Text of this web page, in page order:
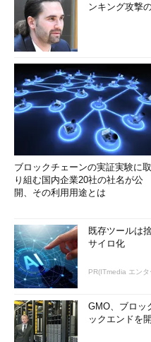
ンキング攻撃
ブロックチェーンの実証実験に取
り組む国内企業20社の社名が公
開、その利用用途とは
既存ツールは
サイロ化
PR(ITmedia エン
GMO、ブロッ
ックエンドを